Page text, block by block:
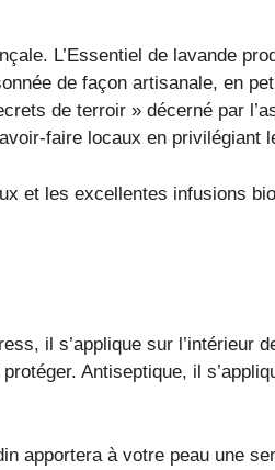
L’Essentiel de lavande
de façon artisanale, en
de terroir » décerné par
faire locaux en privilégiant
et les excellentes infusions
il s’applique sur l’intérieur
Antiseptique, il
apportera à votre peau une